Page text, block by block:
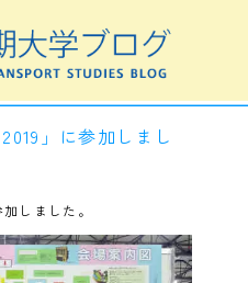
」に参加しまし
しました。